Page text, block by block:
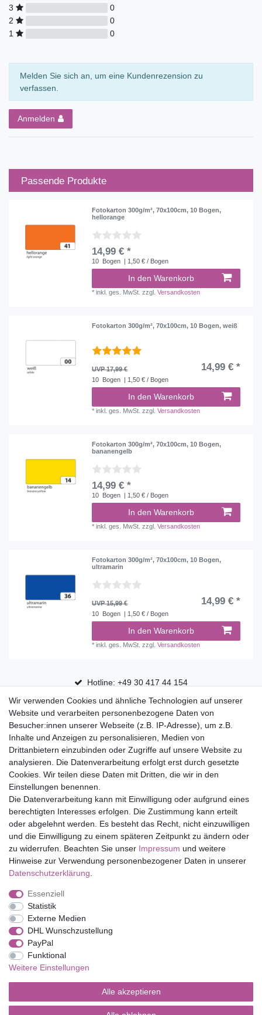
3
0
2
0
1
0
Melden Sie sich an, um eine Kundenrezension zu
verfassen.
Anmelden
Passende Produkte
Fotokarton 300g/m², 70x100cm, 10 Bogen,
hellorange
14,99 € *
10 Bogen | 1,50 € / Bogen
In den Warenkorb
*inkl. ges. MwSt. zzgl.Versandkosten
Fotokarton 300g/m², 70x100cm, 10 Bogen, weiß
UVP 17,99 € 14,99 € *
10 Bogen | 1,50 € / Bogen
In den Warenkorb
*inkl. ges. MwSt. zzgl.Versandkosten
Fotokarton 300g/m², 70x100cm, 10 Bogen,
bananengelb
14,99 € *
10 Bogen | 1,50 € / Bogen
In den Warenkorb
*inkl. ges. MwSt. zzgl.Versandkosten
Fotokarton 300g/m², 70x100cm, 10 Bogen,
ultramarin
UVP 15,99 € 14,99 € *
10 Bogen | 1,50 € / Bogen
In den Warenkorb
*inkl. ges. MwSt. zzgl.Versandkosten
Hotline: +49 30 417 44 154
30 Tage Rückgaberecht
Versandfrei ab 75 € in Deutschland
Top Marken
Eduplay
Folia Bringmann
Shop
Mein Konto
Service
Versandkosten
Impressum
Barrierefreiheitserklärung
Wir verwenden Cookies und ähnliche Technologien auf unserer
Website und verarbeiten personenbezogene Daten von
Besucher:innen unserer Webseite (z.B. IP-Adresse), um z.B.
Inhalte und Anzeigen zu personalisieren, Medien von
Drittanbietern einzubinden oder Zugriffe auf unsere Website zu
analysieren. Die Datenverarbeitung erfolgt erst durch gesetzte
Cookies. Wir teilen diese Daten mit Dritten, die wir in den
Einstellungen benennen.
Die Datenverarbeitung kann mit Einwilligung oder aufgrund eines
berechtigten Interesses erfolgen. Die Zustimmung kann erteilt
oder abgelehnt werden. Es besteht das Recht, nicht einzuwilligen
und die Einwilligung zu einem späteren Zeitpunkt zu ändern oder
zu widerrufen. Beachten Sie unser Impressum und weitere
Hinweise zur Verwendung personenbezogener Daten in unserer
Daten­schutz­erklärung
Essenziell
Statistik
Externe Medien
DHL Wunschzustellung
PayPal
Funktional
Weitere Einstellungen
Alle akzeptieren